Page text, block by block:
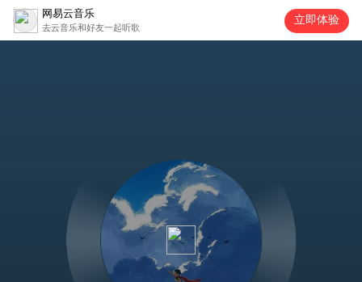
网易云音乐
去云音乐和好友一起听歌
立即体验